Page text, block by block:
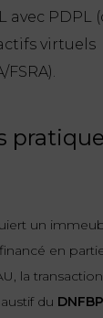
avec PDPL
virtuels
FSRA).
un
financé en
la
du DNFBP